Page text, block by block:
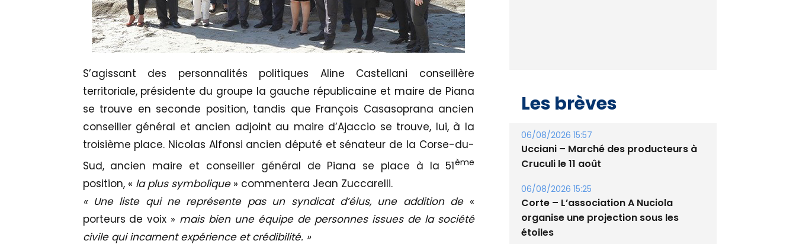
S’agissant des personnalités politiques Aline Castellani conseillère
territoriale, présidente du groupe la gauche républicaine et maire de Piana
se trouve en seconde position, tandis que François Casasoprana ancien
conseiller général et ancien adjoint au maire d’Ajaccio se trouve, lui, à la
troisième place. Nicolas Alfonsi ancien député et sénateur de la Corse-du-
Sud, ancien maire et conseiller général de Piana se place à la 51ème
position, « la plus symbolique» commentera Jean Zuccarelli.
« Une liste qui ne représente pas un syndicat d’élus, une addition de «
porteurs de voix » mais bien une équipe de personnes issues de la société
civile qui incarnent expérience et crédibilité. »
Les brèves
06/08/2026 15:57
Ucciani – Marché des producteurs à
Cruculi le 11 août
06/08/2026 15:25
Corte – L’association A Nuciola
organise une projection sous les
étoiles